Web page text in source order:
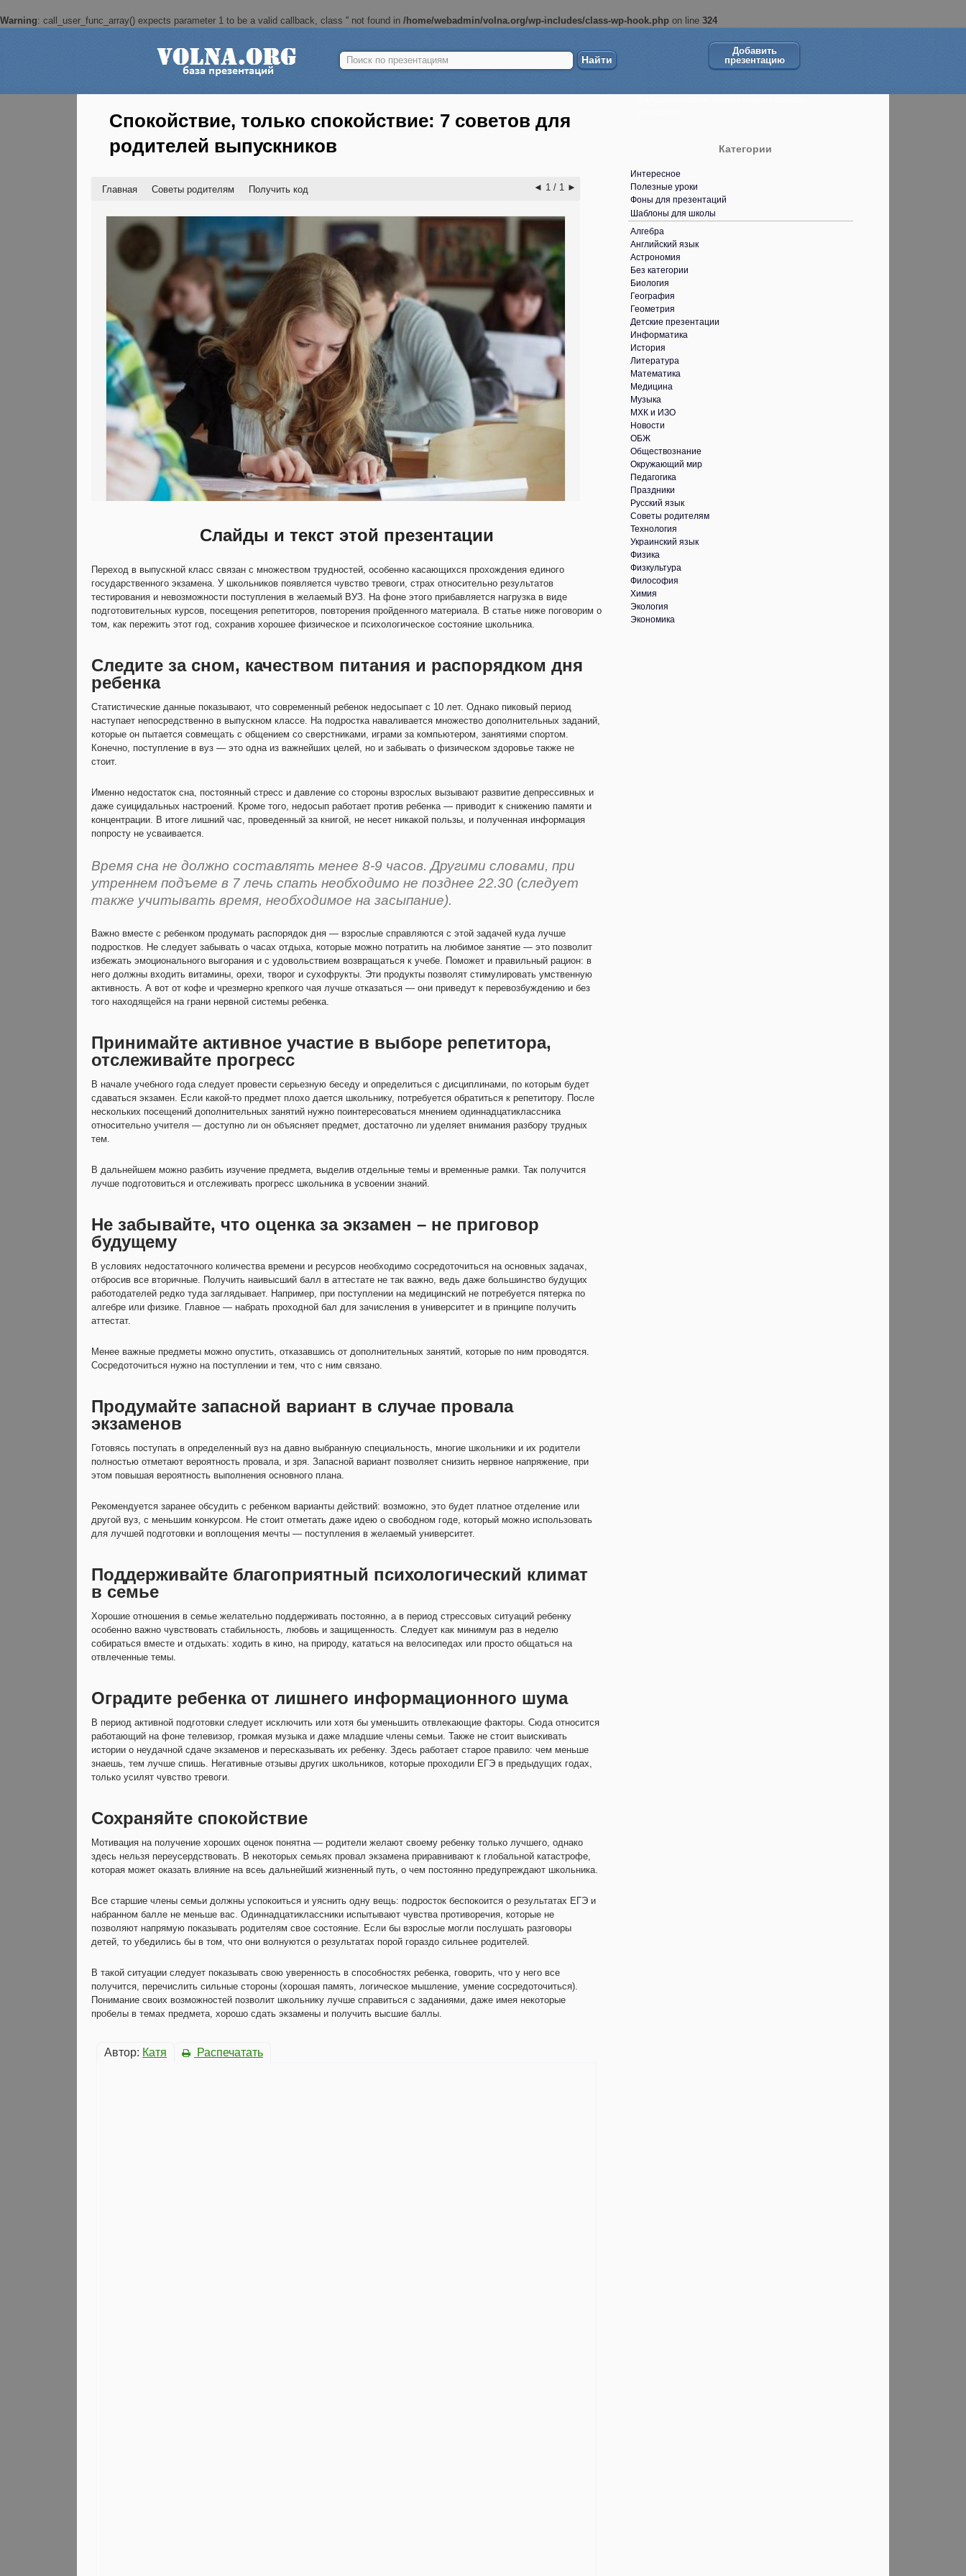
Warning: call_user_func_array() expects parameter 1 to be a valid callback, class '' not found in /home/webadmin/volna.org/wp-includes/class-wp-hook.php on line 324
Найти:
Добавить
презентацию
Спокойствие, только спокойствие: 7 советов для
родителей выпускников
Главная Советы родителям Получить код ◄ 1 / 1 ►
Слайды и текст этой презентации
Переход в выпускной класс связан с множеством трудностей, особенно касающихся прохождения единого
государственного экзамена. У школьников появляется чувство тревоги, страх относительно результатов
тестирования и невозможности поступления в желаемый ВУЗ. На фоне этого прибавляется нагрузка в виде
подготовительных курсов, посещения репетиторов, повторения пройденного материала. В статье ниже поговорим о
том, как пережить этот год, сохранив хорошее физическое и психологическое состояние школьника.
Следите за сном, качеством питания и распорядком дня
ребенка
Статистические данные показывают, что современный ребенок недосыпает с 10 лет. Однако пиковый период
наступает непосредственно в выпускном классе. На подростка наваливается множество дополнительных заданий,
которые он пытается совмещать с общением со сверстниками, играми за компьютером, занятиями спортом.
Конечно, поступление в вуз — это одна из важнейших целей, но и забывать о физическом здоровье также не
стоит.
Именно недостаток сна, постоянный стресс и давление со стороны взрослых вызывают развитие депрессивных и
даже суицидальных настроений. Кроме того, недосып работает против ребенка — приводит к снижению памяти и
концентрации. В итоге лишний час, проведенный за книгой, не несет никакой пользы, и полученная информация
попросту не усваивается.
Время сна не должно составлять менее 8-9 часов. Другими словами, при
утреннем подъеме в 7 лечь спать необходимо не позднее 22.30 (следует
также учитывать время, необходимое на засыпание).
Важно вместе с ребенком продумать распорядок дня — взрослые справляются с этой задачей куда лучше
подростков. Не следует забывать о часах отдыха, которые можно потратить на любимое занятие — это позволит
избежать эмоционального выгорания и с удовольствием возвращаться к учебе. Поможет и правильный рацион: в
него должны входить витамины, орехи, творог и сухофрукты. Эти продукты позволят стимулировать умственную
активность. А вот от кофе и чрезмерно крепкого чая лучше отказаться — они приведут к перевозбуждению и без
того находящейся на грани нервной системы ребенка.
Принимайте активное участие в выборе репетитора,
отслеживайте прогресс
В начале учебного года следует провести серьезную беседу и определиться с дисциплинами, по которым будет
сдаваться экзамен. Если какой-то предмет плохо дается школьнику, потребуется обратиться к репетитору. После
нескольких посещений дополнительных занятий нужно поинтересоваться мнением одиннадцатиклассника
относительно учителя — доступно ли он объясняет предмет, достаточно ли уделяет внимания разбору трудных
тем.
В дальнейшем можно разбить изучение предмета, выделив отдельные темы и временные рамки. Так получится
лучше подготовиться и отслеживать прогресс школьника в усвоении знаний.
Не забывайте, что оценка за экзамен – не приговор
будущему
В условиях недостаточного количества времени и ресурсов необходимо сосредоточиться на основных задачах,
отбросив все вторичные. Получить наивысший балл в аттестате не так важно, ведь даже большинство будущих
работодателей редко туда заглядывает. Например, при поступлении на медицинский не потребуется пятерка по
алгебре или физике. Главное — набрать проходной бал для зачисления в университет и в принципе получить
аттестат.
Менее важные предметы можно опустить, отказавшись от дополнительных занятий, которые по ним проводятся.
Сосредоточиться нужно на поступлении и тем, что с ним связано.
Продумайте запасной вариант в случае провала
экзаменов
Готовясь поступать в определенный вуз на давно выбранную специальность, многие школьники и их родители
полностью отметают вероятность провала, и зря. Запасной вариант позволяет снизить нервное напряжение, при
этом повышая вероятность выполнения основного плана.
Рекомендуется заранее обсудить с ребенком варианты действий: возможно, это будет платное отделение или
другой вуз, с меньшим конкурсом. Не стоит отметать даже идею о свободном годе, который можно использовать
для лучшей подготовки и воплощения мечты — поступления в желаемый университет.
Поддерживайте благоприятный психологический климат
в семье
Хорошие отношения в семье желательно поддерживать постоянно, а в период стрессовых ситуаций ребенку
особенно важно чувствовать стабильность, любовь и защищенность. Следует как минимум раз в неделю
собираться вместе и отдыхать: ходить в кино, на природу, кататься на велосипедах или просто общаться на
отвлеченные темы.
Оградите ребенка от лишнего информационного шума
В период активной подготовки следует исключить или хотя бы уменьшить отвлекающие факторы. Сюда относится
работающий на фоне телевизор, громкая музыка и даже младшие члены семьи. Также не стоит выискивать
истории о неудачной сдаче экзаменов и пересказывать их ребенку. Здесь работает старое правило: чем меньше
знаешь, тем лучше спишь. Негативные отзывы других школьников, которые проходили ЕГЭ в предыдущих годах,
только усилят чувство тревоги.
Сохраняйте спокойствие
Мотивация на получение хороших оценок понятна — родители желают своему ребенку только лучшего, однако
здесь нельзя переусердствовать. В некоторых семьях провал экзамена приравнивают к глобальной катастрофе,
которая может оказать влияние на всеь дальнейший жизненный путь, о чем постоянно предупреждают школьника.
Все старшие члены семьи должны успокоиться и уяснить одну вещь: подросток беспокоится о результатах ЕГЭ и
набранном балле не меньше вас. Одиннадцатиклассники испытывают чувства противоречия, которые не
позволяют напрямую показывать родителям свое состояние. Если бы взрослые могли послушать разговоры
детей, то убедились бы в том, что они волнуются о результатах порой гораздо сильнее родителей.
В такой ситуации следует показывать свою уверенность в способностях ребенка, говорить, что у него все
получится, перечислить сильные стороны (хорошая память, логическое мышление, умение сосредоточиться).
Понимание своих возможностей позволит школьнику лучше справиться с заданиями, даже имея некоторые
пробелы в темах предмета, хорошо сдать экзамены и получить высшие баллы.
Автор: Катя Распечатать
Категории
Интересное
Полезные уроки
Фоны для презентаций
Шаблоны для школы
Алгебра
Английский язык
Астрономия
Без категории
Биология
География
Геометрия
Детские презентации
Информатика
История
Литература
Математика
Медицина
Музыка
МХК и ИЗО
Новости
ОБЖ
Обществознание
Окружающий мир
Педагогика
Праздники
Русский язык
Советы родителям
Технология
Украинский язык
Физика
Физкультура
Философия
Химия
Экология
Экономика